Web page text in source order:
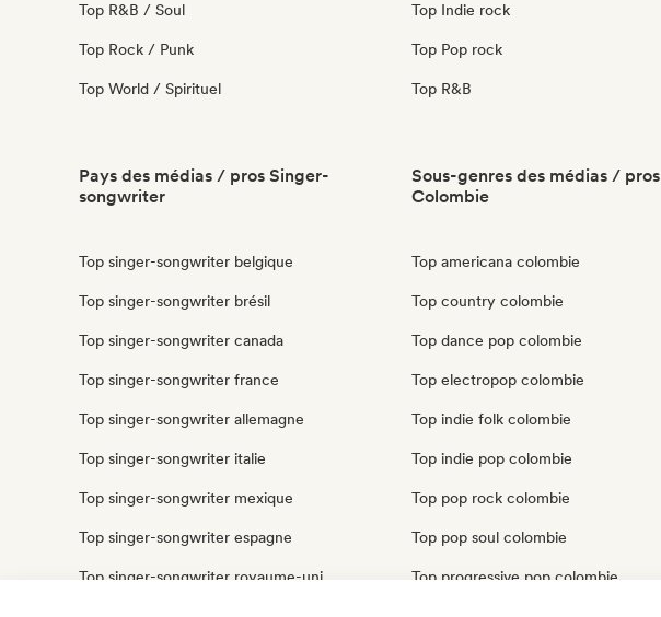
Top R&B / Soul
Top Rock / Punk
Top World / Spirituel
Top Indie rock
Top Pop rock
Top R&B
Pays des médias / pros Singer-
songwriter
Top singer-songwriter belgique
Top singer-songwriter brésil
Top singer-songwriter canada
Top singer-songwriter france
Top singer-songwriter allemagne
Top singer-songwriter italie
Top singer-songwriter mexique
Top singer-songwriter espagne
Top singer-songwriter royaume-uni
Sous-genres des médias / pros
Colombie
Top americana colombie
Top country colombie
Top dance pop colombie
Top electropop colombie
Top indie folk colombie
Top indie pop colombie
Top pop rock colombie
Top pop soul colombie
Top progressive pop colombie